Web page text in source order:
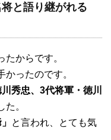
と語り継がれる
たからです。
ったのです。
秀忠、3代将軍・徳川
。
と言われ、とても気